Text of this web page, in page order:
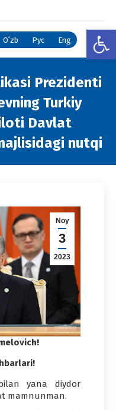
Oʻzb Рус Eng
Prezidenti
Turkiy
Davlat
nutqi
Noy
3
2023
yana diydor
mamnunman.